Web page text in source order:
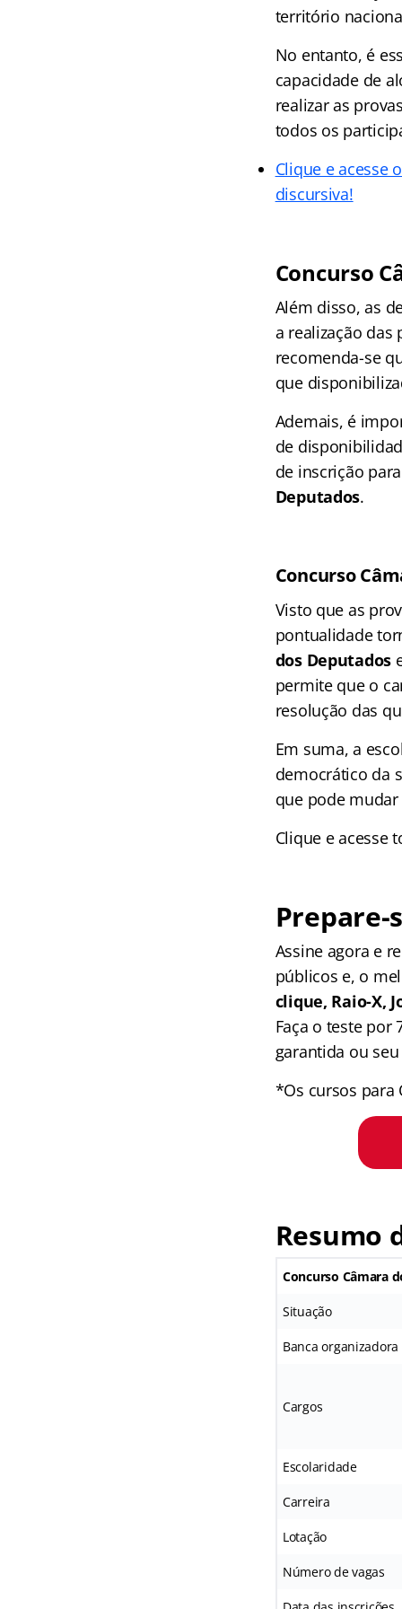
território
No entanto, é
capacidade de
realizar as
todos os
Clique e acesse
discursiva!
Concurso
Além disso, as
a realização
recomenda-se
que
Ademais, é
de
de inscrição
Deputados.
Concurso
Visto que as
pontualidade
dos Deputados
permite que o
resolução das
Em suma, a
democrático da
que pode
Clique e acesse
Prepare-
Assine agora e
públicos e, o
clique, Raio-X,
Faça o teste por
garantida ou
*Os cursos para
Resumo
Concurso Câmara
Situação
Banca organizadora
Cargos
Escolaridade
Carreira
Lotação
Número de vagas